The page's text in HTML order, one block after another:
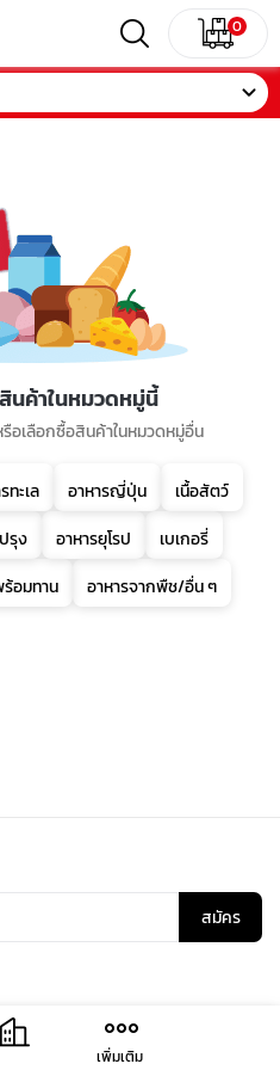
0
นค้าในหมวดหมู่นี้
อเลือกซื้อสินค้าในหมวดหมู่อื่น
ทะเล อาหารญี่ปุ่น
เนื้อสัตว์
รุง อาหารยุโรป
เบเกอรี่
อมทาน อาหารจากพืช/อื่น ๆ
สมัคร
เพิ่มเติม